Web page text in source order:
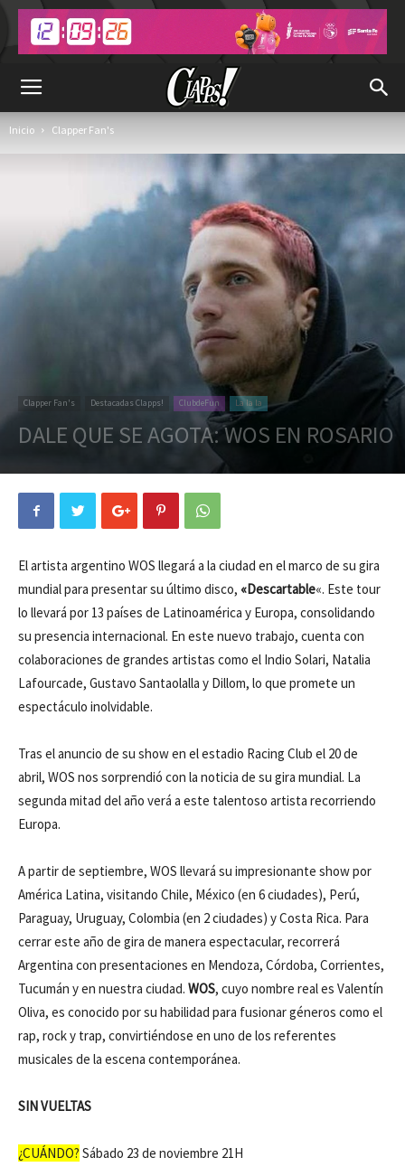
Inicio Clapper Fan's
Clapper Fan's Destacadas Clapps! ClubdeFun La la la
DALE QUE SE AGOTA: WOS EN ROSARIO
El artista argentino WOS llegará a la ciudad en el marco de su gira
mundial para presentar su último disco, «Descartable«. Este tour
lo llevará por 13 países de Latinoamérica y Europa, consolidando
su presencia internacional. En este nuevo trabajo, cuenta con
colaboraciones de grandes artistas como el Indio Solari, Natalia
Lafourcade, Gustavo Santaolalla y Dillom, lo que promete un
espectáculo inolvidable.
Tras el anuncio de su show en el estadio Racing Club el 20 de
abril, WOS nos sorprendió con la noticia de su gira mundial. La
segunda mitad del año verá a este talentoso artista recorriendo
Europa.
A partir de septiembre, WOS llevará su impresionante show por
América Latina, visitando Chile, México (en 6 ciudades), Perú,
Paraguay, Uruguay, Colombia (en 2 ciudades) y Costa Rica. Para
cerrar este año de gira de manera espectacular, recorrerá
Argentina con presentaciones en Mendoza, Córdoba, Corrientes,
Tucumán y en nuestra ciudad. WOS, cuyo nombre real es Valentín
Oliva, es conocido por su habilidad para fusionar géneros como el
rap, rock y trap, convirtiéndose en uno de los referentes
musicales de la escena contemporánea.
SIN VUELTAS
¿CUÁNDO? Sábado 23 de noviembre 21H